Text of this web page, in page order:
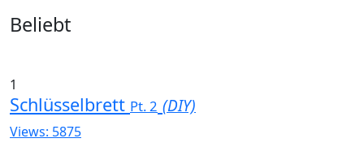
Widgets
Beliebt
1
Schlüsselbrett Pt. 2 (DIY)
Views: 5875